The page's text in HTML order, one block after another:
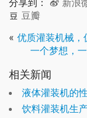
分享到： 新浪
豆瓣
« 优质灌装机械，
一个梦想，
相关新闻
液体灌装机的
饮料灌装机生